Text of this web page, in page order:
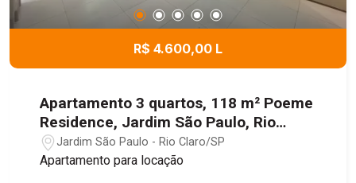
R$ 4.600,00 L
Apartamento 3 quartos, 118 m² Poeme
Residence, Jardim São Paulo, Rio
Claro/SP
Jardim São Paulo - Rio Claro/SP
Apartamento para locação